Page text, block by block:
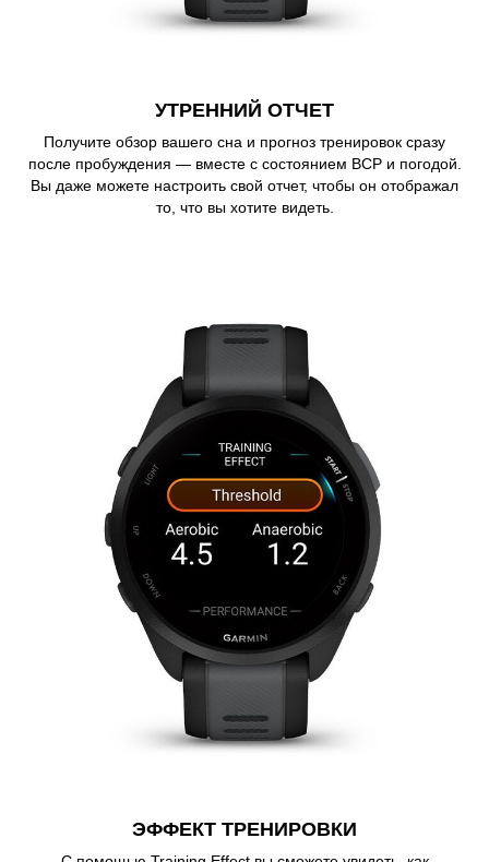
УТРЕННИЙ ОТЧЕТ
Получите обзор вашего сна и прогноз тренировок сразу
после пробуждения — вместе с состоянием ВСР и погодой.
Вы даже можете настроить свой отчет, чтобы он отображал
то, что вы хотите видеть.
ЭФФЕКТ ТРЕНИРОВКИ